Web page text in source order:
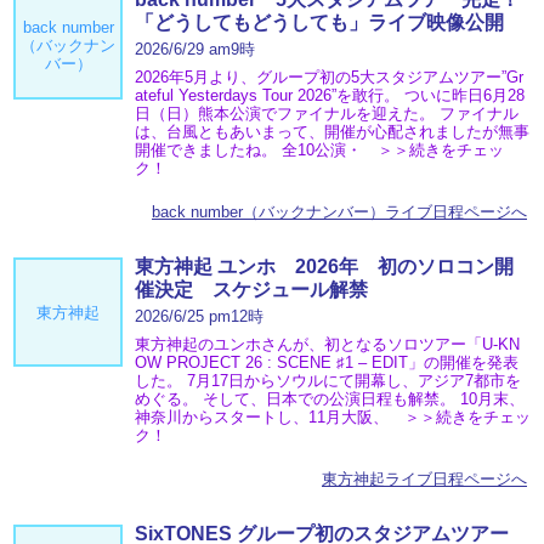
back number
（バックナン
バー）
「どうしてもどうしても」ライブ映像公開
2026/6/29 am9時
2026年5月より、グループ初の5大スタジアムツアー”Gr
ateful Yesterdays Tour 2026”を敢行。 ついに昨日6月28
日（日）熊本公演でファイナルを迎えた。 ファイナル
は、台風ともあいまって、開催が心配されましたが無事
開催できましたね。 全10公演・ ＞＞続きをチェッ
ク！
back number（バックナンバー）ライブ日程ページへ
東方神起
東方神起 ユンホ 2026年 初のソロコン開
催決定 スケジュール解禁
2026/6/25 pm12時
東方神起のユンホさんが、初となるソロツアー「U-KN
OW PROJECT 26 : SCENE ♯1 – EDIT」の開催を発表
した。 7月17日からソウルにて開幕し、アジア7都市を
めぐる。 そして、日本での公演日程も解禁。 10月末、
神奈川からスタートし、11月大阪、 ＞＞続きをチェッ
ク！
東方神起ライブ日程ページへ
SixTONES グループ初のスタジアムツアー